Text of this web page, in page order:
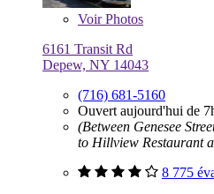
VoirPhotos
6161 Transit Rd
Depew, NY 14043
(716) 681-5160
Ouvert aujourd'hui de
(Between Genesee
to Hillview Restaurant
8 775